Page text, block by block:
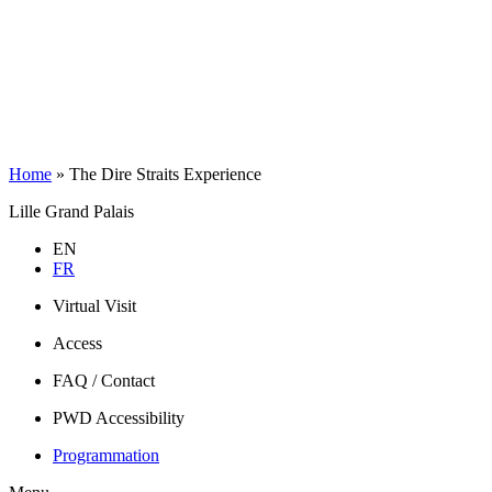
Home » The Dire Straits Experience
Lille Grand Palais
EN
FR
Virtual Visit
Access
FAQ / Contact
PWD Accessibility
Programmation